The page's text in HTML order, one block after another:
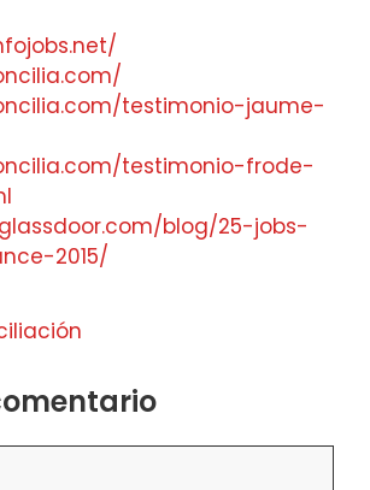
testimonio-jaume-
testimonio-frode-
blog/25-jobs-
2015/